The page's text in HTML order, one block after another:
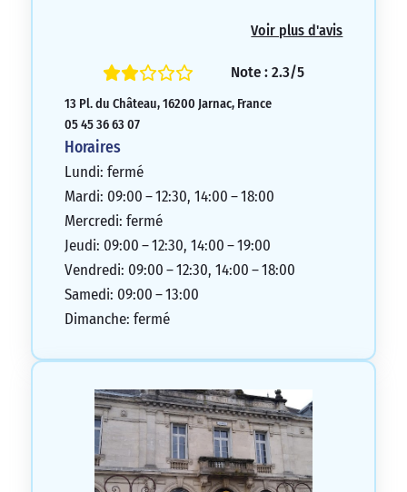
Voir plus d'avis
Note : 2.3/5
13 Pl. du Château, 16200 Jarnac, France
05 45 36 63 07
Horaires
Lundi: fermé
Mardi: 09:00 – 12:30, 14:00 – 18:00
Mercredi: fermé
Jeudi: 09:00 – 12:30, 14:00 – 19:00
Vendredi: 09:00 – 12:30, 14:00 – 18:00
Samedi: 09:00 – 13:00
Dimanche: fermé